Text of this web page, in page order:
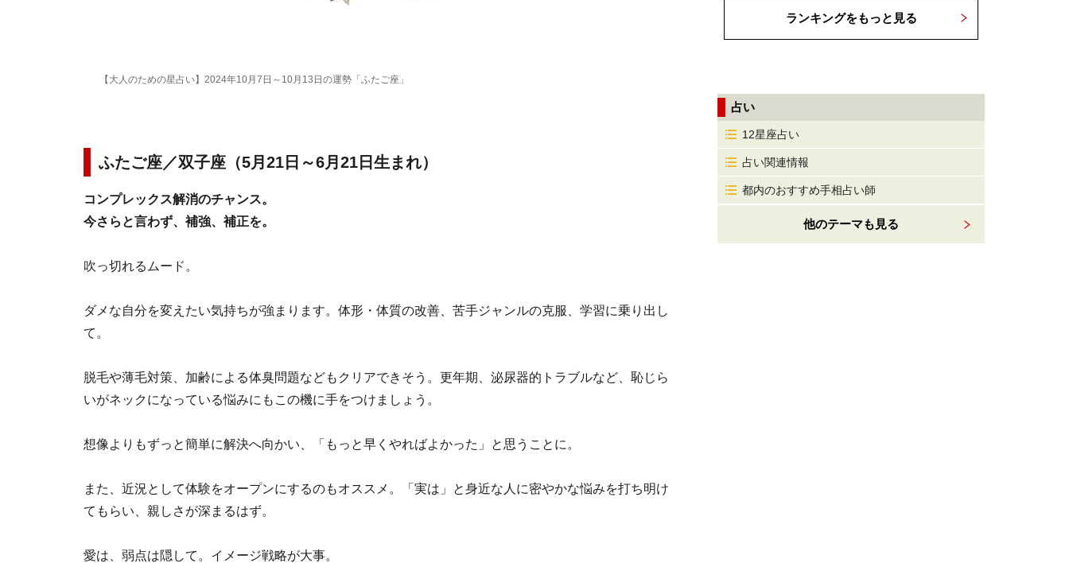
【大人のための星占い】2024年10月7日～10月13日の運勢「ふたご座」
ふたご座／双子座（5月21日～6月21日生まれ）
コンプレックス解消のチャンス。
今さらと言わず、補強、補正を。
吹っ切れるムード。
ダメな自分を変えたい気持ちが強まります。体形・体質の改善、苦手ジャンルの克服、学習に乗り出し
て。
脱毛や薄毛対策、加齢による体臭問題などもクリアできそう。更年期、泌尿器的トラブルなど、恥じら
いがネックになっている悩みにもこの機に手をつけましょう。
想像よりもずっと簡単に解決へ向かい、「もっと早くやればよかった」と思うことに。
また、近況として体験をオープンにするのもオススメ。「実は」と身近な人に密やかな悩みを打ち明け
てもらい、親しさが深まるはず。
愛は、弱点は隠して。イメージ戦略が大事。
ランキングをもっと見る
占い
12星座占い
占い関連情報
都内のおすすめ手相占い師
他のテーマも見る